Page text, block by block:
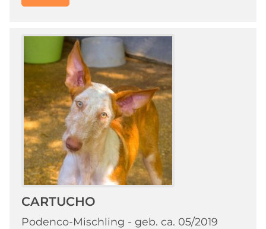
CARTUCHO
Podenco-Mischling - geb. ca. 05/2019